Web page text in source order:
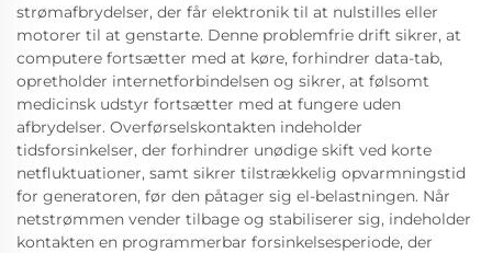
strømafbrydelser, der får elektronik til at nulstilles eller
motorer til at genstarte. Denne problemfrie drift sikrer, at
computere fortsætter med at køre, forhindrer data-tab,
opretholder internetforbindelsen og sikrer, at følsomt
medicinsk udstyr fortsætter med at fungere uden
afbrydelser. Overførselskontakten indeholder
tidsforsinkelser, der forhindrer unødige skift ved korte
netfluktuationer, samt sikrer tilstrækkelig opvarmningstid
for generatoren, før den påtager sig el-belastningen. Når
netstrømmen vender tilbage og stabiliserer sig, indeholder
kontakten en programmerbar forsinkelsesperiode, der